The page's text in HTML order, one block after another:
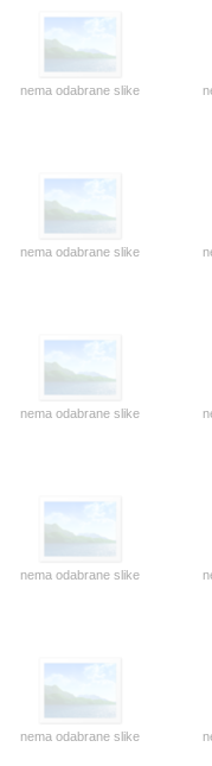
nema odabrane slike
nema odabrane slike
nema odabrane slike
nema odabrane slike
nema odabrane slike